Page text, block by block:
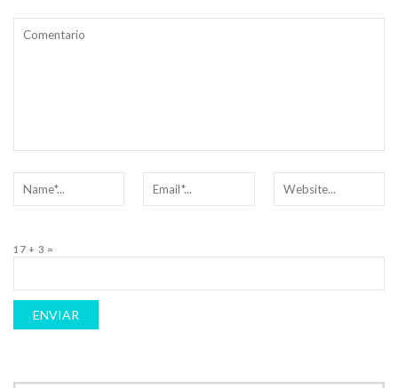
17 + 3 =